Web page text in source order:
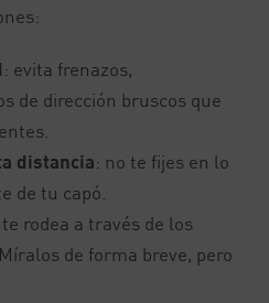
: evita frenazos,
de dirección bruscos que
distancia: no te fijes en lo
de tu capó.
rodea a través de los
. Míralos de forma breve, pero